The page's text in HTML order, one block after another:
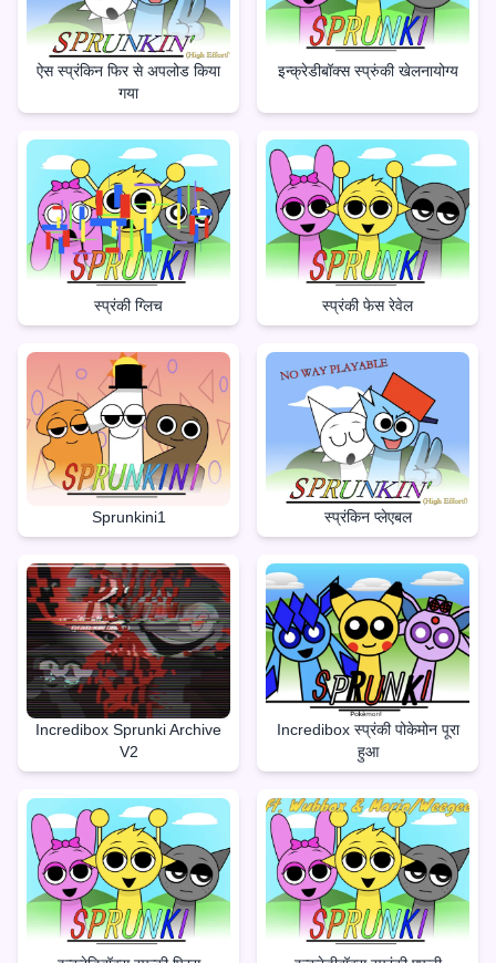
ऐस स्प्रंकिन फिर से अपलोड किया
गया
इन्क्रेडीबॉक्स स्प्रुंकी खेलनायोग्य
स्प्रंकी ग्लिच स्प्रंकी फेस रेवेल
Sprunkini1 स्प्रंकिन प्लेएबल
Incredibox Sprunki Archive
V2
Incredibox स्प्रंकी पोकेमोन पूरा
हुआ